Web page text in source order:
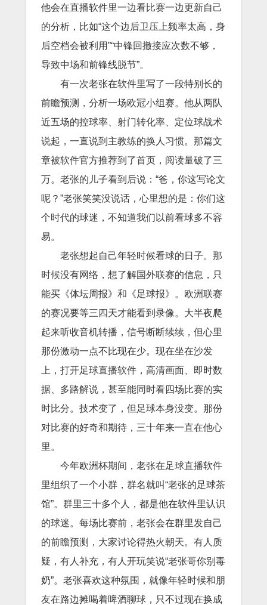
他会在直播软件里一边看比赛一边更新自己
的分析，比如“这个边后卫压上频率太高，身
后空档会被利用”“中锋回撤接应次数不够，
导致中场和前锋线脱节”。
有一次老张在软件里写了一段特别长的
前瞻预测，分析一场欧冠小组赛。他从两队
近五场的控球率、射门转化率、定位球战术
说起，一直说到主教练的换人习惯。那篇文
章被软件官方推荐到了首页，阅读量破了三
万。老张的儿子看到后说：“爸，你这写论文
呢？”老张笑笑没说话，心里想的是：你们这
个时代的球迷，不知道我们以前看球多不容
易。
老张想起自己年轻时候看球的日子。那
时候没有网络，想了解国外联赛的信息，只
能买《体坛周报》和《足球报》。欧洲联赛
的赛况要等三四天才能看到录像。大半夜爬
起来听收音机转播，信号断断续续，但心里
那份激动一点不比现在少。现在坐在沙发
上，打开足球直播软件，高清画面、即时数
据、多路解说，甚至能同时看四场比赛的实
时比分。技术变了，但足球本身没变。那份
对比赛的好奇和期待，三十年来一直在他心
里。
今年欧洲杯期间，老张在足球直播软件
里组织了一个小群，群名就叫“老张的足球茶
馆”。群里三十多个人，都是他在软件里认识
的球迷。每场比赛前，老张会在群里发自己
的前瞻预测，大家讨论得热火朝天。有人质
疑，有人补充，有人开玩笑说“老张哥你别毒
奶”。老张喜欢这种氛围，就像年轻时候和朋
友在路边摊喝着啤酒聊球，只不过现在换成